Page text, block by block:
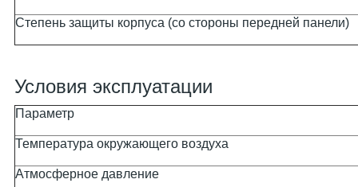
Степень защиты корпуса (со стороны передней панели)
Условия эксплуатации
Параметр
Температура окружающего воздуха
Атмосферное давление